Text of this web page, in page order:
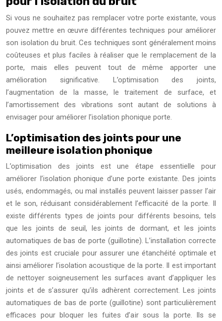
Si vous ne souhaitez pas remplacer votre porte existante, vous
pouvez mettre en œuvre différentes techniques pour améliorer
son isolation du bruit. Ces techniques sont généralement moins
coûteuses et plus faciles à réaliser que le remplacement de la
porte, mais elles peuvent tout de même apporter une
amélioration significative. L’optimisation des joints,
l’augmentation de la masse, le traitement de surface, et
l’amortissement des vibrations sont autant de solutions à
envisager pour améliorer l’isolation phonique porte.
L’optimisation des joints pour une
meilleure isolation phonique
L’optimisation des joints est une étape essentielle pour
améliorer l’isolation phonique d’une porte existante. Des joints
usés, endommagés, ou mal installés peuvent laisser passer l’air
et le son, réduisant considérablement l’efficacité de la porte. Il
existe différents types de joints pour différents besoins, tels
que les joints de seuil, les joints de dormant, et les joints
automatiques de bas de porte (guillotine). L’installation correcte
des joints est cruciale pour assurer une étanchéité optimale et
ainsi améliorer l’isolation acoustique de la porte. Il est important
de nettoyer soigneusement les surfaces avant d’appliquer les
joints et de s’assurer qu’ils adhèrent correctement. Les joints
automatiques de bas de porte (guillotine) sont particulièrement
efficaces pour bloquer les fuites d’air sous la porte. Ils se